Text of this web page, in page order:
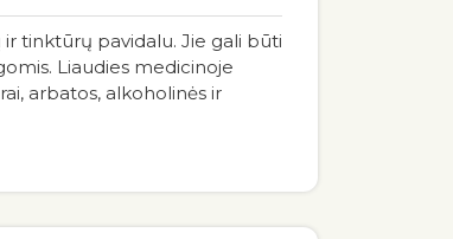
tinktūrų pavidalu. Jie gali būti
Liaudies medicinoje
arbatos, alkoholinės ir